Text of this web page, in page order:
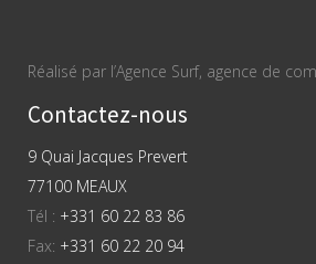
Réalisé par l’Agence Surf, agence de
Contactez-nous
9 Quai Jacques Prevert
77100 MEAUX
Tél : +331 60 22 83 86
Fax: +331 60 22 20 94